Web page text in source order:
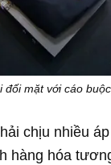
đối mặt với cáo
chịu nhiều
hàng hóa